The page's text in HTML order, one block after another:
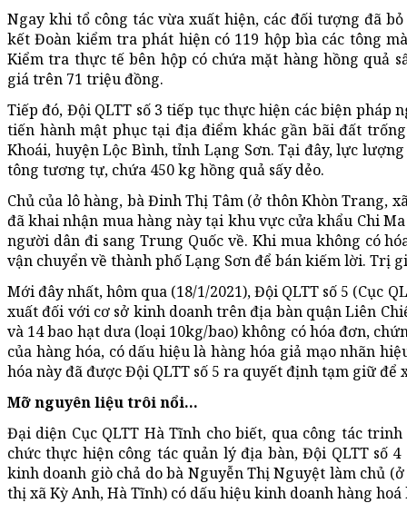
Ngay khi tổ công tác vừa xuất hiện, các đối tượng đã
kết Đoàn kiểm tra phát hiện có 119 hộp bìa các tông
Kiểm tra thực tế bên hộp có chứa mặt hàng hồng quả
giá trên 71 triệu đồng.
Tiếp đó, Đội QLTT số 3 tiếp tục thực hiện các biện pháp
tiến hành mật phục tại địa điểm khác gần bãi đất
Khoái, huyện Lộc Bình, tỉnh Lạng Sơn. Tại đây, lực
tông tương tự, chứa 450 kg hồng quả sấy dẻo.
Chủ của lô hàng, bà Đinh Thị Tâm (ở thôn Khòn Trang,
đã khai nhận mua hàng này tại khu vực cửa khẩu Chi
người dân đi sang Trung Quốc về. Khi mua không có
vận chuyển về thành phố Lạng Sơn để bán kiếm lời. Trị
Mới đây nhất, hôm qua (18/1/2021), Đội QLTT số 5 (Cục
xuất đối với cơ sở kinh doanh trên địa bàn quận Liên
và 14 bao hạt dưa (loại 10kg/bao) không có hóa đơn,
của hàng hóa, có dấu hiệu là hàng hóa giả mạo nhãn
hóa này đã được Đội QLTT số 5 ra quyết định tạm giữ để
Mỡ nguyên liệu trôi nổi…
Đại diện Cục QLTT Hà Tĩnh cho biết, qua công tác
chức thực hiện công tác quản lý địa bàn, Đội QLTT số
kinh doanh giò chả do bà Nguyễn Thị Nguyệt làm chủ
thị xã Kỳ Anh, Hà Tĩnh) có dấu hiệu kinh doanh hàng